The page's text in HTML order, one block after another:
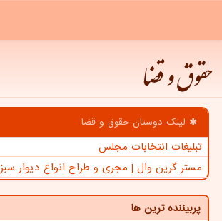
حقوق و قضا
لینک دوستان حقوق و قضا
تبلیغات انتخابات مجلس
مستر گرین وال | مجری و طراح انواع دیوار سبز
پربیننده ترین ها